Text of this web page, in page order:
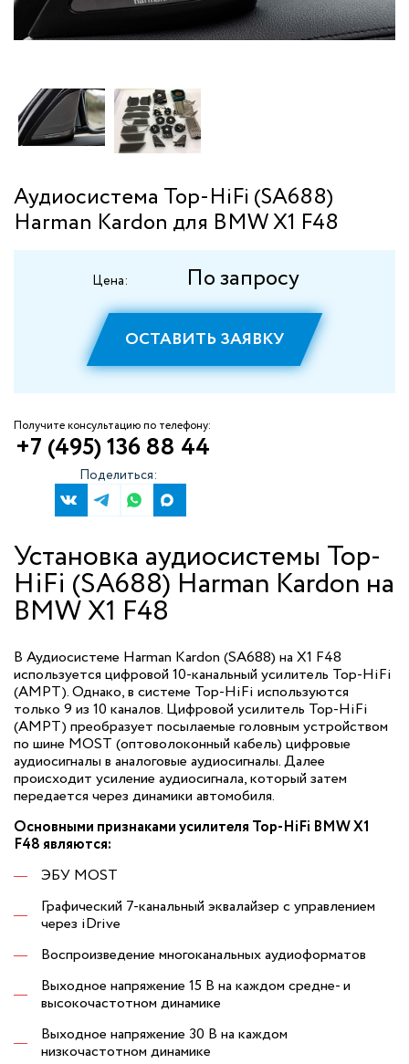
Аудиосистема Top-HiFi (SA688)
Harman Kardon для BMW X1 F48
Цена: По запросу
ОСТАВИТЬ ЗАЯВКУ
Получите консультацию по телефону:
+7 (495) 136 88 44
Поделиться:
Установка аудиосистемы Top-
HiFi (SA688) Harman Kardon на
BMW X1 F48
В Аудиосистеме Harman Kardon (SA688) на X1 F48
используется цифровой 10-канальный усилитель Top-HiFi
(AMPT). Однако, в системе Top-HiFi используются
только 9 из 10 каналов. Цифровой усилитель Top-HiFi
(AMPT) преобразует посылаемые головным устройством
по шине MOST (оптоволоконный кабель) цифровые
аудиосигналы в аналоговые аудиосигналы. Далее
происходит усиление аудиосигнала, который затем
передается через динамики автомобиля.
Основными признаками усилителя Top-HiFi BMW X1
F48 являются:
ЭБУ MOST
Графический 7-канальный эквалайзер с управлением
через iDrive
Воспроизведение многоканальных аудиоформатов
Выходное напряжение 15 В на каждом средне- и
высокочастотном динамике
Выходное напряжение 30 В на каждом
низкочастотном динамике